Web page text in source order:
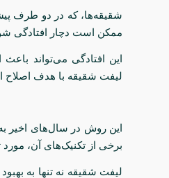
شقیقه‌ها، که در دو طرف
ممکن است دچار افتادگی
این افتادگی می‌تواند
لیفت شقیقه با هدف اصلاح
این روش در سال‌های اخیر
برخی از تکنیک‌های آن،
لیفت شقیقه نه تنها به